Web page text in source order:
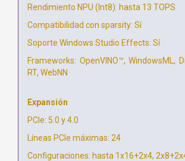
Rendimiento NPU (Int8): hasta 13 TOPS
Compatibilidad con sparsity: Sí
Soporte Windows Studio Effects: Sí
Frameworks: OpenVINO™, WindowsML,
RT, WebNN
Expansión
PCIe: 5.0 y 4.0
Líneas PCIe máximas: 24
Configuraciones: hasta 1x16+2x4,